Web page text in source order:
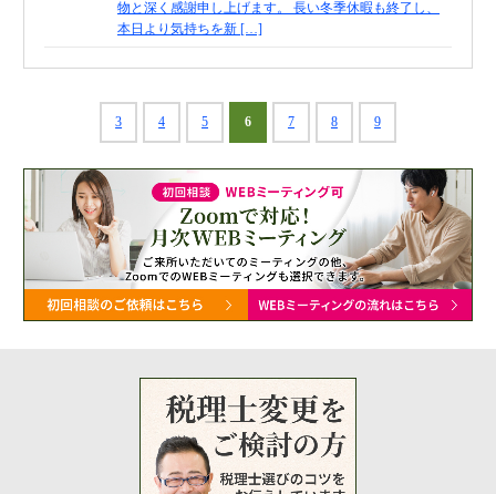
融資による資金調達について
金融機関から調達するメリットとデメリット
料金案内
通常料金
ベンチャー企業応援パック
記帳代行/その他
個人事業主のお客様
物と深く感謝申し上げます。 長い冬季休暇も終了し、
本日より気持ちを新 […]
3 4 5 6 7 8 9